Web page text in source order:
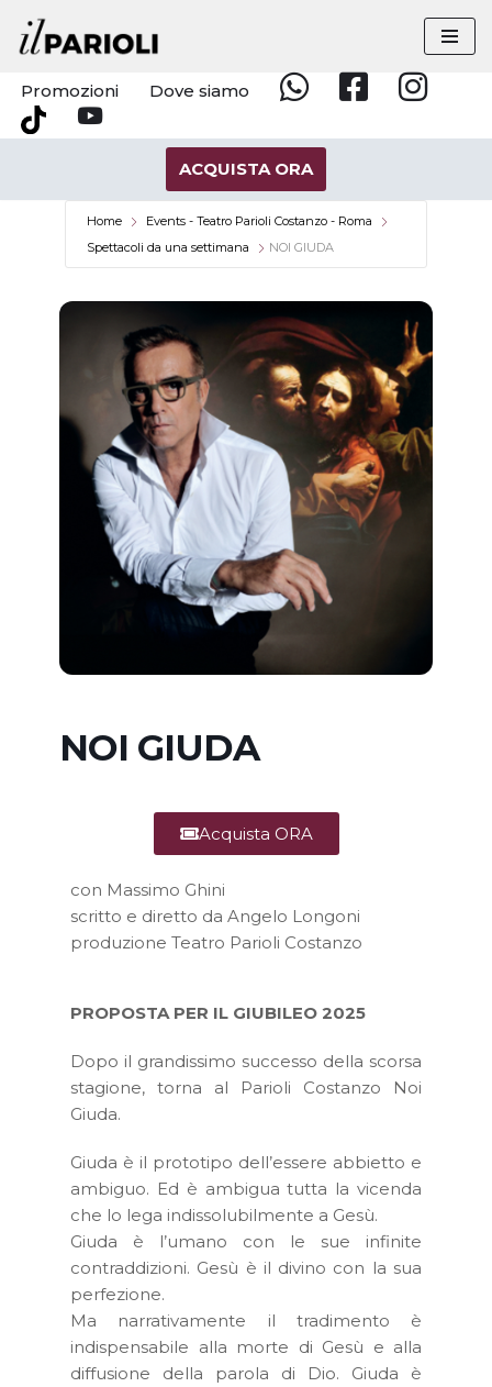
Vai
al
contenuto
Promozioni Dove siamo
WhatsappFacebookInstagram
Tik
YouTube
ACQUISTA ORA
Home
Events - Teatro Parioli Costanzo - Roma
Spettacoli da una settimana
NOI GIUDA
NOI GIUDA
Acquista ORA
con Massimo Ghini
scritto e diretto da Angelo Longoni
produzione Teatro Parioli Costanzo
PROPOSTA PER IL GIUBILEO 2025
Dopo il grandissimo successo della scorsa
stagione, torna al Parioli Costanzo Noi
Giuda.
Giuda è il prototipo dell’essere abbietto e
ambiguo. Ed è ambigua tutta la vicenda
che lo lega indissolubilmente a Gesù.
Giuda è l’umano con le sue infinite
contraddizioni. Gesù è il divino con la sua
perfezione.
Ma narrativamente il tradimento è
indispensabile alla morte di Gesù e alla
diffusione della parola di Dio. Giuda è